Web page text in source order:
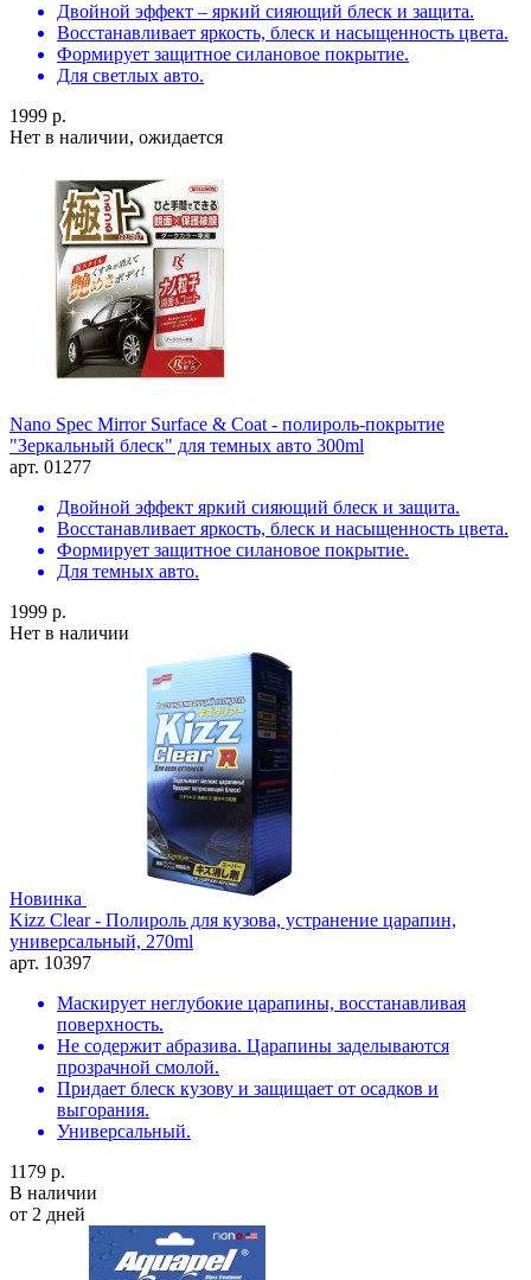
Двойной эффект – яркий сияющий блеск и защита.
Восстанавливает яркость, блеск и насыщенность цвета.
Формирует защитное силановое покрытие.
Для светлых авто.
1999 р.
Нет в наличии, ожидается
Nano Spec Mirror Surface & Coat - полироль-покрытие
"Зеркальный блеск" для темных авто 300ml
арт. 01277
Двойной эффект яркий сияющий блеск и защита.
Восстанавливает яркость, блеск и насыщенность цвета.
Формирует защитное силановое покрытие.
Для темных авто.
1999 р.
Нет в наличии
Новинка
Kizz Clear - Полироль для кузова, устранение царапин,
универсальный, 270ml
арт. 10397
Маскирует неглубокие царапины, восстанавливая
поверхность.
Не содержит абразива. Царапины заделываются
прозрачной смолой.
Придает блеск кузову и защищает от осадков и
выгорания.
Универсальный.
1179 р.
В наличии
от 2 дней